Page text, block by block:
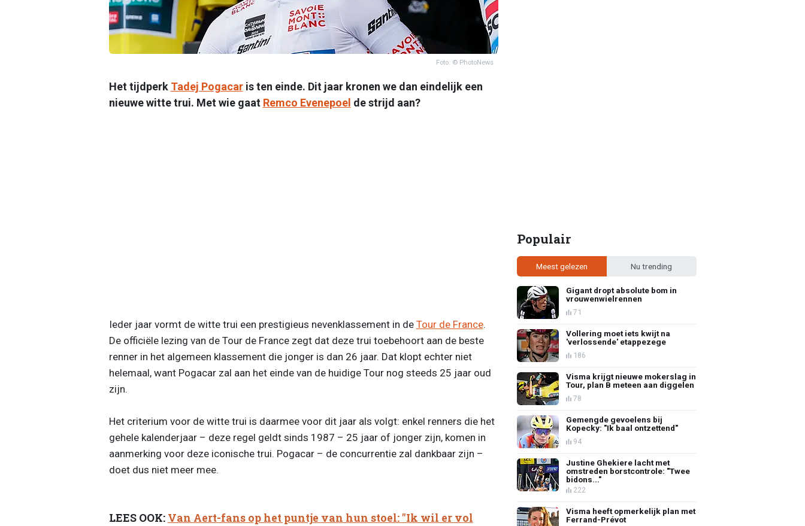
Foto: © PhotoNews
Het tijdperk Tadej Pogacaris ten einde. Dit jaar kronen we dan eindelijk een
nieuwe witte trui. Met wie gaat Remco Evenepoel de strijd aan?
Ieder jaar vormt de witte trui een prestigieus nevenklassement in de Tour de France.
De officiële lezing van de Tour de France zegt dat deze trui toebehoort aan de beste
renner in het algemeen klassement die jonger is dan 26 jaar. Dat klopt echter niet
helemaal, want Pogacar zal aan het einde van de huidige Tour nog steeds 25 jaar oud
zijn.
Het criterium voor de witte trui is daarmee voor dit jaar als volgt: enkel renners die het
gehele kalenderjaar – deze regel geldt sinds 1987 – 25 jaar of jonger zijn, komen in
aanmerking voor deze iconische trui. Pogacar – de concurrentie zal dankbaar zijn –
doet dus niet meer mee.
LEES OOK: Van Aert-fans op het puntje van hun stoel: "Ik wil er vol
Populair
Meest gelezen Nu trending
Gigant dropt absolute bom in
vrouwenwielrennen
71
Vollering moet iets kwijt na
'verlossende' etappezege
186
Visma krijgt nieuwe mokerslag in
Tour, plan B meteen aan diggelen
78
Gemengde gevoelens bij
Kopecky: "Ik baal ontzettend"
94
Justine Ghekiere lacht met
omstreden borstcontrole: "Twee
bidons..."
222
Visma heeft opmerkelijk plan met
Ferrand-Prévot